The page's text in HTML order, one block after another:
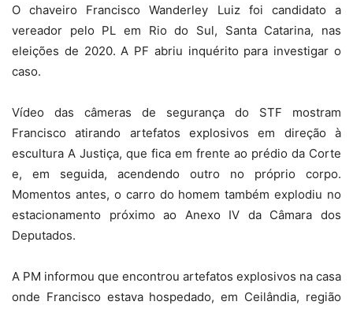
O chaveiro Francisco Wanderley Luiz foi candidato a
vereador pelo PL em Rio do Sul, Santa Catarina, nas
eleições de 2020. A PF abriu inquérito para investigar o
caso.
Vídeo das câmeras de segurança do STF mostram
Francisco atirando artefatos explosivos em direção à
escultura A Justiça, que fica em frente ao prédio da Corte
e, em seguida, acendendo outro no próprio corpo.
Momentos antes, o carro do homem também explodiu no
estacionamento próximo ao Anexo IV da Câmara dos
Deputados.
A PM informou que encontrou artefatos explosivos na casa
onde Francisco estava hospedado, em Ceilândia, região